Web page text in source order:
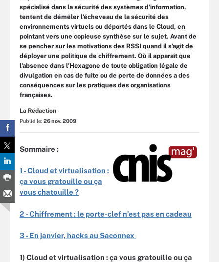
spécialisé dans la sécurité des systèmes d'information,
tentent de démêler l'écheveau de la sécurité des
environnements virtuels ou déportés dans le Cloud, en
pointant vers une copieuse synthèse sur le sujet. Avant de
se pencher sur les motivations des RSSI quand il s'agit de
déployer une politique de chiffrement. Où il apparaît que
l'absence dans l'Hexagone de toute obligation légale de
divulgation en cas de fuite ou de perte de données a des
conséquences sur les pratiques des organisations
françaises.
La Rédaction
Publié le: 26 nov. 2009
Sommaire :
1 -Cloud et virtualisation :
ça vous gratouille ou ça
vous chatouille ?
2 -Chiffrement : le porte-clef n’est pas en cadeau
3 - En janvier, hacks au Saconnex
1) Cloud et virtualisation : ça vous gratouille ou ça